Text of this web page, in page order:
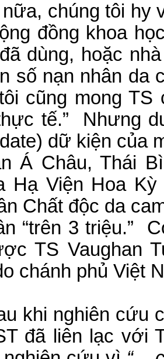
chúng tôi hy
đồng khoa
dùng, hoặc
số nạn nhân da
cũng mong
tế.”
Nhưng
dữ kiện của
Á Châu, Thái
Hạ Viện Hoa
Chất độc da
“trên 3 triệu.”
TS Vaughan
chánh phủ Việt
khi nghiên cứu
đã liên lạc với